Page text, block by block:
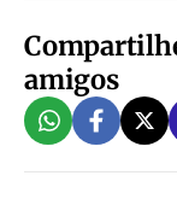
amigos